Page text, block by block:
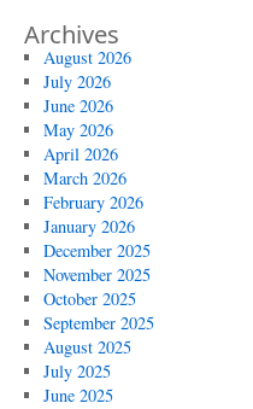
Archives
August 2026
July 2026
June 2026
May 2026
April 2026
March 2026
February 2026
January 2026
December 2025
November 2025
October 2025
September 2025
August 2025
July 2025
June 2025